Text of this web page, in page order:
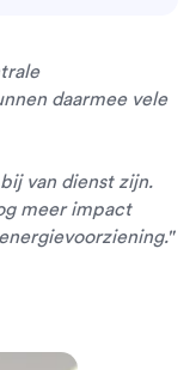
daarmee vele
van dienst zijn.
meer impact